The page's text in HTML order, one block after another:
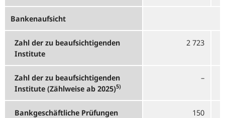
Bankenaufsicht
Zahl der zu beaufsichtigenden
Institute
2 723
Zahl der zu beaufsichtigenden
Institute (Zählweise ab 2025)5)
–
Bankgeschäftliche Prüfungen 150